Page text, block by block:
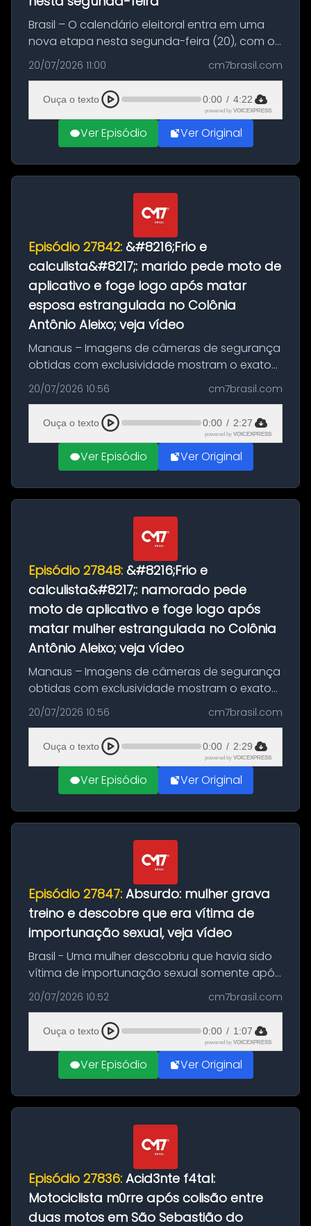
Brasil – O calendário eleitoral entra em uma
nova etapa nesta segunda-feira (20), com o
início do período destinado às convenções
partidárias. Até 5 de agosto, partidos e
federações poderão oficializa...
20/07/2026 11:00 cm7brasil.com
Ouça o texto 0:00 / 4:22
powered by VOICEXPRESS
Ver Episódio Ver Original
Episódio 27842: &#8216;Frio e
calculista&#8217;: marido pede moto de
aplicativo e foge logo após matar
esposa estrangulada no Colônia
Antônio Aleixo; veja vídeo
Manaus – Imagens de câmeras de segurança
obtidas com exclusividade mostram o exato
momento da fuga do principal suspeito da
morte de Larissa Araújo, de 28 anos. O crime
ocorreu na noite deste último d...
20/07/2026 10:56 cm7brasil.com
Ouça o texto 0:00 / 2:27
powered by VOICEXPRESS
Ver Episódio Ver Original
Episódio 27848: &#8216;Frio e
calculista&#8217;: namorado pede
moto de aplicativo e foge logo após
matar mulher estrangulada no Colônia
Antônio Aleixo; veja vídeo
Manaus – Imagens de câmeras de segurança
obtidas com exclusividade mostram o exato
momento da fuga do principal suspeito da
morte de Larissa Araújo, de 28 anos. O crime
ocorreu na noite deste último d...
20/07/2026 10:56 cm7brasil.com
Ouça o texto 0:00 / 2:29
powered by VOICEXPRESS
Ver Episódio Ver Original
Episódio 27847: Absurdo: mulher grava
treino e descobre que era vítima de
importunação sexual, veja vídeo
Brasil - Uma mulher descobriu que havia sido
vítima de importunação sexual somente após
assistir a um vídeo que gravou enquanto
treinava na academia de um condomínio em
Feira de Santana, na Bahia. O c...
20/07/2026 10:52 cm7brasil.com
Ouça o texto 0:00 / 1:07
powered by VOICEXPRESS
Ver Episódio Ver Original
Episódio 27836: Acid3nte f4tal:
Motociclista m0rre após colisão entre
duas motos em São Sebastião do